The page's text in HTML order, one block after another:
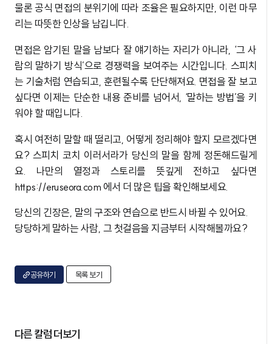
물론 공식 면접의 분위기에 따라 조율은 필요하지만, 이런 마무
리는 따뜻한 인상을 남깁니다.
면접은 암기된 말을 남보다 잘 얘기하는 자리가 아니라, ‘그 사
람의 말하기 방식’으로 경쟁력을 보여주는 시간입니다. 스피치
는 기술처럼 연습되고, 훈련될수록 단단해져요. 면접을 잘 보고
싶다면 이제는 단순한 내용 준비를 넘어서, ‘말하는 방법’을 키
워야 할 때입니다.
혹시 여전히 말할 때 떨리고, 어떻게 정리해야 할지 모르겠다면
요? 스피치 코치 이러서라가 당신의 말을 함께 정돈해드릴게
요. 나만의 열정과 스토리를 뜻깊게 전하고 싶다면
https://eruseora.com 에서 더 많은 팁을 확인해보세요.
당신의 긴장은, 말의 구조와 연습으로 반드시 바뀔 수 있어요.
당당하게 말하는 사람, 그 첫걸음을 지금부터 시작해볼까요?
공유하기 목록 보기
다른 칼럼 더보기